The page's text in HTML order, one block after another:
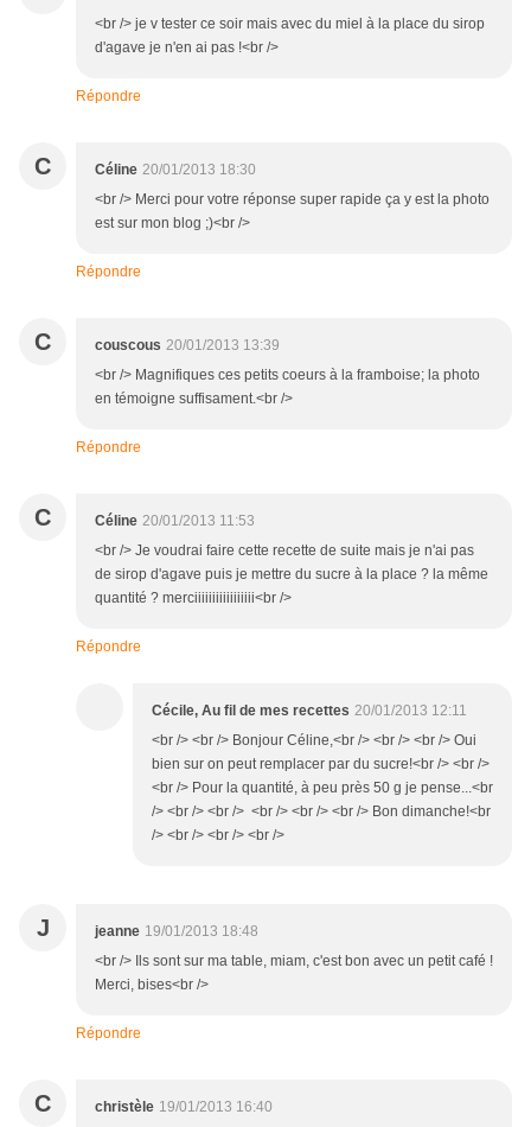
<br /> je v tester ce soir mais avec du miel à la place du sirop
d'agave je n'en ai pas !<br />
Répondre
C Céline 20/01/2013 18:30
<br /> Merci pour votre réponse super rapide ça y est la photo
est sur mon blog ;)<br />
Répondre
C couscous 20/01/2013 13:39
<br /> Magnifiques ces petits coeurs à la framboise; la photo
en témoigne suffisament.<br />
Répondre
C Céline 20/01/2013 11:53
<br /> Je voudrai faire cette recette de suite mais je n'ai pas
de sirop d'agave puis je mettre du sucre à la place ? la même
quantité ? merciiiiiiiiiiiiiiiii<br />
Répondre
Cécile, Au fil de mes recettes 20/01/2013 12:11
<br /> <br /> Bonjour Céline,<br /> <br /> <br /> Oui
bien sur on peut remplacer par du sucre!<br /> <br />
<br /> Pour la quantité, à peu près 50 g je pense...<br
/> <br /> <br /> <br /> <br /> <br /> Bon dimanche!<br
/> <br /> <br /> <br />
J jeanne 19/01/2013 18:48
<br /> Ils sont sur ma table, miam, c'est bon avec un petit café !
Merci, bises<br />
Répondre
C christèle 19/01/2013 16:40